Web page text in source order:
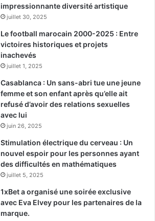
impressionnante diversité artistique
juillet 30, 2025
Le football marocain 2000-2025 : Entre
victoires historiques et projets
inachevés
juillet 1, 2025
Casablanca : Un sans-abri tue une jeune
femme et son enfant après qu’elle ait
refusé d’avoir des relations sexuelles
avec lui
juin 26, 2025
Stimulation électrique du cerveau : Un
nouvel espoir pour les personnes ayant
des difficultés en mathématiques
juillet 5, 2025
1xBet a organisé une soirée exclusive
avec Eva Elvey pour les partenaires de la
marque.